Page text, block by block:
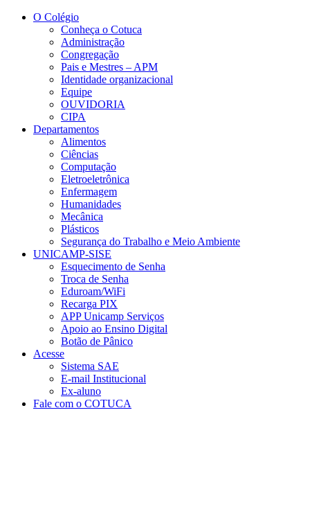
Conteúdo principal
O Colégio
Conheça o Cotuca
Administração
Congregação
Pais e Mestres – APM
Identidade organizacional
Equipe
OUVIDORIA
CIPA
Departamentos
Alimentos
Ciências
Computação
Eletroeletrônica
Enfermagem
Humanidades
Mecânica
Plásticos
Segurança do Trabalho e Meio Ambiente
UNICAMP-SISE
Esquecimento de Senha
Troca de Senha
Eduroam/WiFi
Recarga PIX
APP Unicamp Serviços
Apoio ao Ensino Digital
Botão de Pânico
Acesse
Sistema SAE
E-mail Institucional
Ex-aluno
Fale com o COTUCA